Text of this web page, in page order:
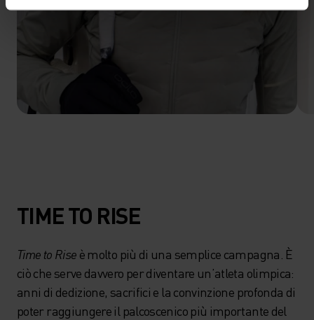
TIME TO RISE
Time to Rise è molto più di una semplice campagna. È
ciò che serve davvero per diventare un’atleta olimpica:
anni di dedizione, sacrifici e la convinzione profonda di
poter raggiungere il palcoscenico più importante del